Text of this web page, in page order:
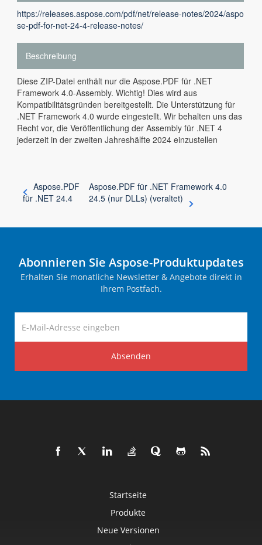
https://releases.aspose.com/pdf/net/release-notes/2024/aspo
se-pdf-for-net-24-4-release-notes/
Beschreibung
Diese ZIP-Datei enthält nur die Aspose.PDF für .NET
Framework 4.0-Assembly. Wichtig! Dies wird aus
Kompatibilitätsgründen bereitgestellt. Die Unterstützung für
.NET Framework 4.0 wurde eingestellt. Wir behalten uns das
Recht vor, die Veröffentlichung der Assembly für .NET 4
jederzeit in der zweiten Jahreshälfte 2024 einzustellen
Aspose.PDF
für .NET 24.4
Aspose.PDF für .NET Framework 4.0
24.5 (nur DLLs) (veraltet)
Abonnieren Sie Aspose-Produktupdates
Erhalten Sie monatliche Newsletter & Angebote direkt in
Ihrem Postfach.
Absenden
Startseite
Produkte
Neue Versionen